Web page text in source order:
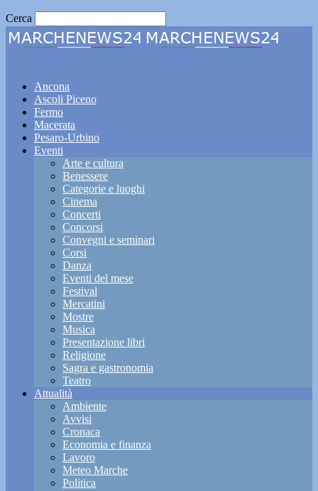
Cerca
Ancona
Ascoli Piceno
Fermo
Macerata
Pesaro-Urbino
Eventi
Arte e cultura
Benessere
Categorie e luoghi
Cinema
Concerti
Concorsi
Convegni e seminari
Corsi
Danza
Eventi del mese
Festival
Mercatini
Mostre
Musica
Presentazione libri
Religione
Sagra e gastronomia
Teatro
Attualità
Ambiente
Avvisi
Cronaca
Economia e finanza
Lavoro
Meteo Marche
Politica